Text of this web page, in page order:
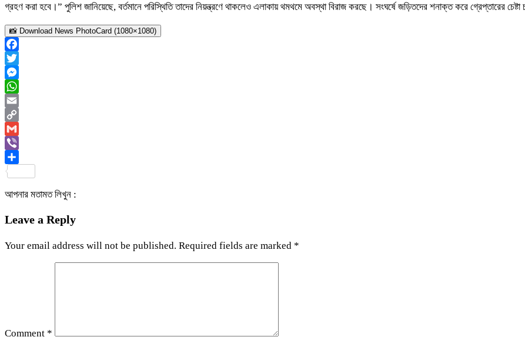
গ্রহণ করা হবে।” পুলিশ জানিয়েছে, বর্তমানে পরিস্থিতি তাদের নিয়ন্ত্রণে থাকলেও এলাকায় থমথমে অবস্থা বিরাজ করছে। সংঘর্ষে জড়িতদের শনাক্ত করে গ্রেপ্তারের
📸 Download News PhotoCard (1080×1080)
Facebook
Twitter
Messenger
WhatsApp
Email
Copy
Link
Gmail
Viber
আপনার মতামত লিখুন :
Leave a Reply
Your email address will not be published. Required fields are marked *
Comment *